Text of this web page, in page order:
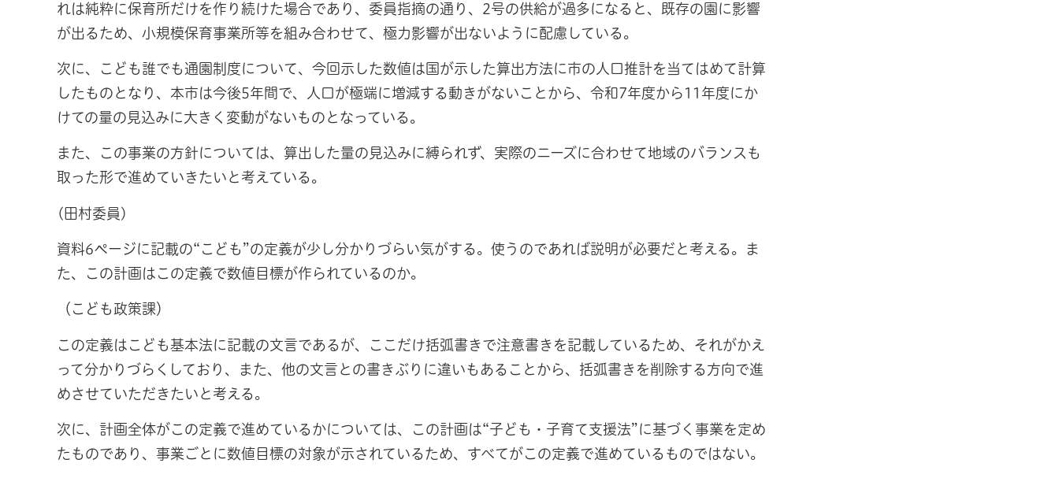
れは純粋に保育所だけを作り続けた場合であり、委員指摘の通り、2号の供給が過多になると、既存の園に影響
が出るため、小規模保育事業所等を組み合わせて、極力影響が出ないように配慮している。
次に、こども誰でも通園制度について、今回示した数値は国が示した算出方法に市の人口推計を当てはめて計算
したものとなり、本市は今後5年間で、人口が極端に増減する動きがないことから、令和7年度から11年度にか
けての量の見込みに大きく変動がないものとなっている。
また、この事業の方針については、算出した量の見込みに縛られず、実際のニーズに合わせて地域のバランスも
取った形で進めていきたいと考えている。
(田村委員)
資料6ページに記載の“こども”の定義が少し分かりづらい気がする。使うのであれば説明が必要だと考える。ま
た、この計画はこの定義で数値目標が作られているのか。
（こども政策課）
この定義はこども基本法に記載の文言であるが、ここだけ括弧書きで注意書きを記載しているため、それがかえ
って分かりづらくしており、また、他の文言との書きぶりに違いもあることから、括弧書きを削除する方向で進
めさせていただきたいと考える。
次に、計画全体がこの定義で進めているかについては、この計画は“子ども・子育て支援法”に基づく事業を定め
たものであり、事業ごとに数値目標の対象が示されているため、すべてがこの定義で進めているものではない。